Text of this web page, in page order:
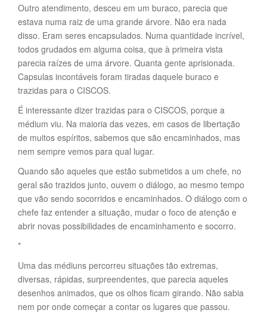
Outro atendimento, desceu em um buraco, parecia que
estava numa raiz de uma grande árvore. Não era nada
disso. Eram seres encapsulados. Numa quantidade incrível,
todos grudados em alguma coisa, que à primeira vista
parecia raízes de uma árvore. Quanta gente aprisionada.
Capsulas incontáveis foram tiradas daquele buraco e
trazidas para o CISCOS.
É interessante dizer trazidas para o CISCOS, porque a
médium viu. Na maioria das vezes, em casos de libertação
de muitos espíritos, sabemos que são encaminhados, mas
nem sempre vemos para qual lugar.
Quando são aqueles que estão submetidos a um chefe, no
geral são trazidos junto, ouvem o diálogo, ao mesmo tempo
que vão sendo socorridos e encaminhados. O diálogo com o
chefe faz entender a situação, mudar o foco de atenção e
abrir novas possibilidades de encaminhamento e socorro.
*
Uma das médiuns percorreu situações tão extremas,
diversas, rápidas, surpreendentes, que parecia aqueles
desenhos animados, que os olhos ficam girando. Não sabia
nem por onde começar a contar os lugares que passou.